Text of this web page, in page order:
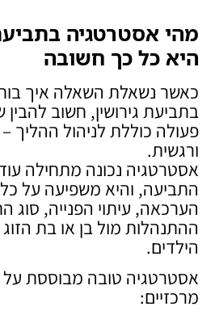
מהי אסטרטגיה
היא כל כך חשובה
כאשר נשאלת השאלה איך
בתביעת גירושין, חשוב
פעולה כוללת לניהול ההליך
ורגשית.
אסטרטגיה נכונה מתחילה
התביעה, והיא משפיעה על
הערכאה, עיתוי הפנייה, סוג
ההתנהלות מול בן או בת
הילדים.
אסטרטגיה טובה מבוססת על
מרכזיים: